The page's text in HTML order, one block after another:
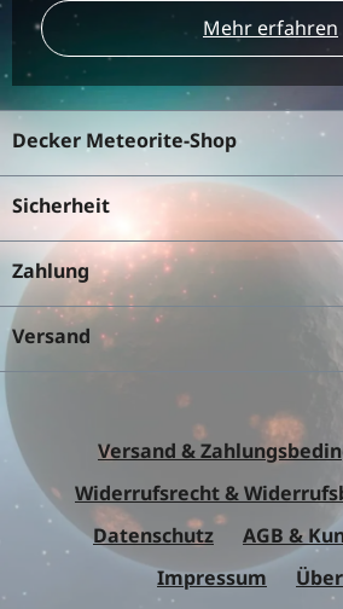
Mehr erfahren
Decker Meteorite-Shop
Sicherheit
Zahlung
Versand
Versand &
Widerrufsrecht &
Datenschutz
AGB &
Impressum